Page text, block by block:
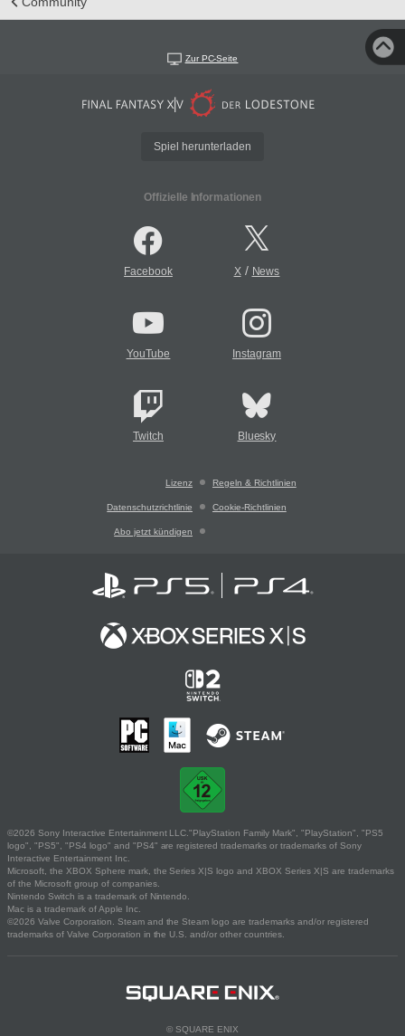
Zur PC-Seite
Spiel herunterladen
Offizielle Informationen
Facebook X/ News
YouTube Instagram
Twitch Bluesky
Lizenz Regeln & Richtlinien
Datenschutzrichtlinie Cookie-Richtlinien
Abo jetzt kündigen
©2026 Sony Interactive Entertainment LLC."PlayStation Family Mark", "PlayStation", "PS5
logo", "PS5", "PS4 logo" and "PS4" are registered trademarks or trademarks of Sony
Interactive Entertainment Inc.
Microsoft, the XBOX Sphere mark, the Series X|S logo and XBOX Series X|S are trademarks
of the Microsoft group of companies.
Nintendo Switch is a trademark of Nintendo.
Mac is a trademark of Apple Inc.
©2026 Valve Corporation. Steam and the Steam logo are trademarks and/or registered
trademarks of Valve Corporation in the U.S. and/or other countries.
© SQUARE ENIX